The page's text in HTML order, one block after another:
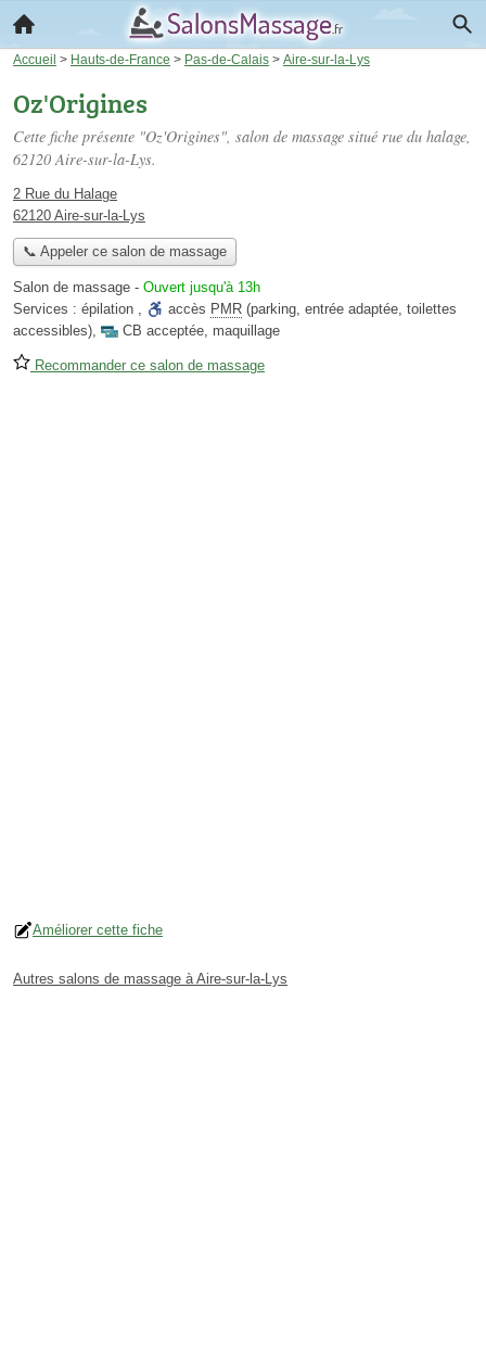
Accueil > Hauts-de-France > Pas-de-Calais > Aire-sur-la-Lys
Oz'Origines
Cette fiche présente "Oz'Origines", salon de massage situé rue du halage,
62120 Aire-sur-la-Lys.
2 Rue du Halage
62120 Aire-sur-la-Lys
📞 Appeler ce salon de massage
Salon de massage - Ouvert jusqu'à 13h
Services : épilation , accès PMR (parking, entrée adaptée, toilettes
accessibles), CB acceptée, maquillage
Recommander ce salon de massage
Améliorer cette fiche
Autres salons de massage à Aire-sur-la-Lys